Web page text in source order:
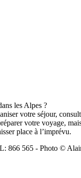
les Alpes ?
votre séjour,
votre voyage,
place à l’imprévu.
866 565 - Photo ©